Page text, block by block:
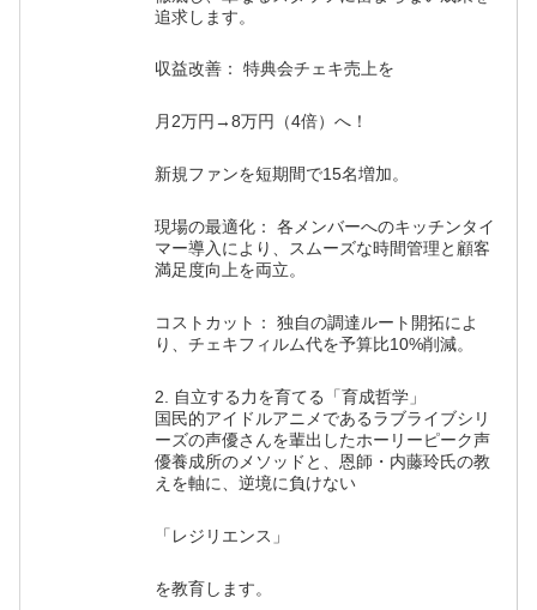
追求します。
収益改善： 特典会チェキ売上を
月2万円→8万円（4倍）へ！
新規ファンを短期間で15名増加。
現場の最適化： 各メンバーへのキッチンタイ
マー導入により、スムーズな時間管理と顧客
満足度向上を両立。
コストカット： 独自の調達ルート開拓によ
り、チェキフィルム代を予算比10%削減。
2. 自立する力を育てる「育成哲学」
国民的アイドルアニメであるラブライブシリ
ーズの声優さんを輩出したホーリーピーク声
優養成所のメソッドと、恩師・内藤玲氏の教
えを軸に、逆境に負けない
「レジリエンス」
を教育します。